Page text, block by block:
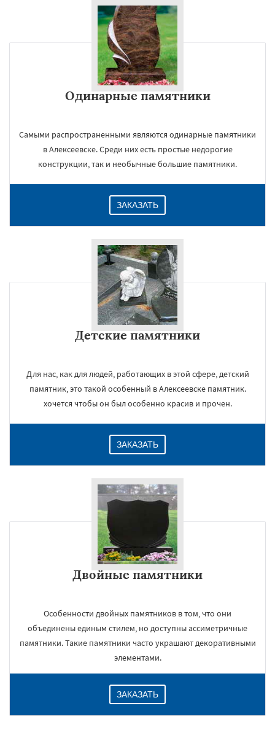
Одинарные памятники
Самыми распространенными являются одинарные памятники
в Алексеевске. Среди них есть простые недорогие
конструкции, так и необычные большие памятники.
ЗАКАЗАТЬ
Детские памятники
Для нас, как для людей, работающих в этой сфере, детский
памятник, это такой особенный в Алексеевске памятник.
хочется чтобы он был особенно красив и прочен.
ЗАКАЗАТЬ
Двойные памятники
Особенности двойных памятников в том, что они
объединены единым стилем, но доступны ассиметричные
памятники. Такие памятники часто украшают декоративными
элементами.
ЗАКАЗАТЬ